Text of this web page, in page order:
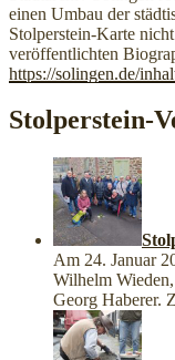
einen Umbau der
Stolperstein-Karte
veröffentlichten
https://solingen.de/
Stolperstein-
Am 24. Januar
Wilhelm
Georg Haberer.